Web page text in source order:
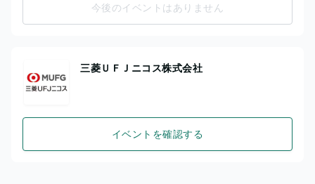
今後のイベントはありません
三菱ＵＦＪニコス株式会社
イベントを確認する